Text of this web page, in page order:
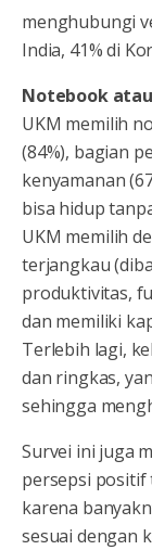
menghubungi
India, 41% di
Notebook
UKM memilih
(84%), bagian
kenyamanan
bisa hidup
UKM memilih
terjangkau
produktivitas,
dan memiliki
Terlebih lagi,
dan ringkas,
sehingga
Survei ini juga
persepsi
karena
sesuai dengan